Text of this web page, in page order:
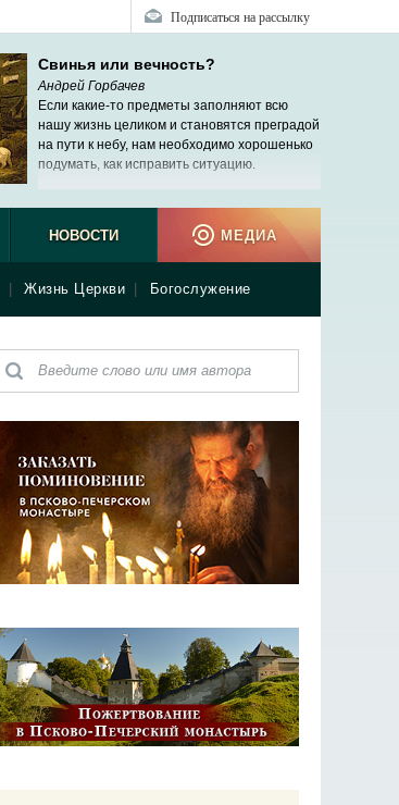
Подписаться на рассылку
Свинья или вечность?
Андрей Горбачев
Если какие-то предметы заполняют всю
нашу жизнь целиком и становятся преградой
на пути к небу, нам необходимо хорошенько
подумать, как исправить ситуацию.
Жизнь Церкви Богослужение
НОВОСТИ МЕДИА